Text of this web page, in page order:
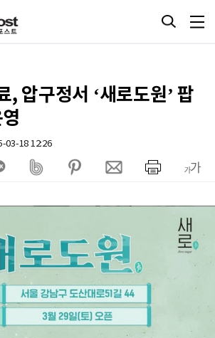
, 압구정서 ‘새로도원’ 팝
03-18 12:26